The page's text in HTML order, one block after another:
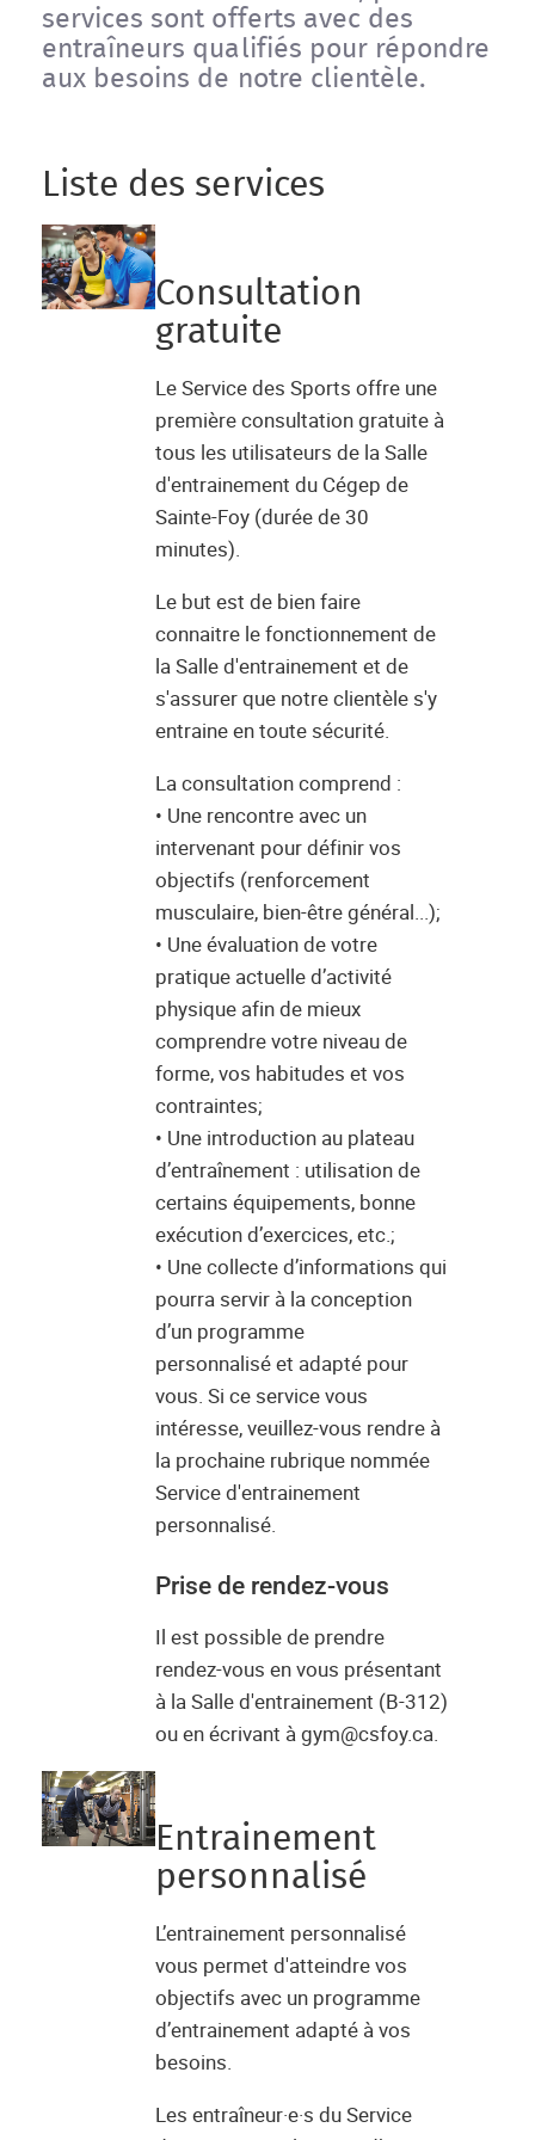
services sont offerts avec des
entraîneurs qualifiés pour répondre
aux besoins de notre clientèle.
Liste des services
Consultation
gratuite
Le Service des Sports offre une
première consultation gratuite à
tous les utilisateurs de la Salle
d'entrainement du Cégep de
Sainte-Foy (durée de 30
minutes).
Le but est de bien faire
connaitre le fonctionnement de
la Salle d'entrainement et de
s'assurer que notre clientèle s'y
entraine en toute sécurité.
La consultation comprend :
• Une rencontre avec un
intervenant pour définir vos
objectifs (renforcement
musculaire, bien-être général...);
• Une évaluation de votre
pratique actuelle d’activité
physique afin de mieux
comprendre votre niveau de
forme, vos habitudes et vos
contraintes;
• Une introduction au plateau
d’entraînement : utilisation de
certains équipements, bonne
exécution d’exercices, etc.;
• Une collecte d’informations qui
pourra servir à la conception
d’un programme
personnalisé et adapté pour
vous. Si ce service vous
intéresse, veuillez-vous rendre à
la prochaine rubrique nommée
Service d'entrainement
personnalisé.
Prise de rendez-vous
Il est possible de prendre
rendez-vous en vous présentant
à la Salle d'entrainement (B-312)
ou en écrivant à gym@csfoy.ca.
Entrainement
personnalisé
L’entrainement personnalisé
vous permet d'atteindre vos
objectifs avec un programme
d’entrainement adapté à vos
besoins.
Les entraîneur·e·s du Service